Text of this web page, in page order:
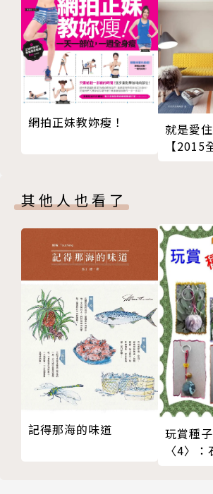
坐月子養生：四種方法讓新媽咪清爽
夏天坐月子的注意事項
坐月子能上網嗎？
坐月子不注意或引發後遺症
坐月子解決疼痛有妙招
夏天坐月子，７個穿衣注意事項
坐月子期間，清洗乳房的方法
有了寶寶，還能做愛做的事嗎？
坐月子無需太多清規戒律
坐月子，新、老觀點大碰撞
「坐月子」就是1個月嗎？
產後百天內不能同房
洋媽媽產後為何不用坐月子？
月子飲食的新、舊觀念大PK
產後中藥護膚法
產後第一、二週不宜大補特補
坐月食物禁忌
孕婦產後合理膳食
最有利於產婦身體恢復的食物
媽媽抗衰老需要的營養飲食
網拍正妹教妳瘦！
就是愛
【2015
其他人也看了
記得那海的味道
玩賞種
〈4〉